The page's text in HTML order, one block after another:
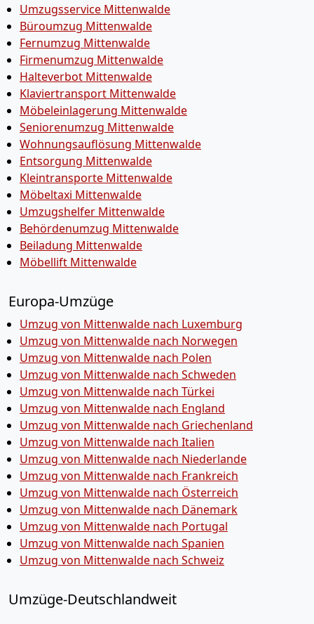
Umzugsservice Mittenwalde
Büroumzug Mittenwalde
Fernumzug Mittenwalde
Firmenumzug Mittenwalde
Halteverbot Mittenwalde
Klaviertransport Mittenwalde
Möbeleinlagerung Mittenwalde
Seniorenumzug Mittenwalde
Wohnungsauflösung Mittenwalde
Entsorgung Mittenwalde
Kleintransporte Mittenwalde
Möbeltaxi Mittenwalde
Umzugshelfer Mittenwalde
Behördenumzug Mittenwalde
Beiladung Mittenwalde
Möbellift Mittenwalde
Europa-Umzüge
Umzug von Mittenwalde nach Luxemburg
Umzug von Mittenwalde nach Norwegen
Umzug von Mittenwalde nach Polen
Umzug von Mittenwalde nach Schweden
Umzug von Mittenwalde nach Türkei
Umzug von Mittenwalde nach England
Umzug von Mittenwalde nach Griechenland
Umzug von Mittenwalde nach Italien
Umzug von Mittenwalde nach Niederlande
Umzug von Mittenwalde nach Frankreich
Umzug von Mittenwalde nach Österreich
Umzug von Mittenwalde nach Dänemark
Umzug von Mittenwalde nach Portugal
Umzug von Mittenwalde nach Spanien
Umzug von Mittenwalde nach Schweiz
Umzüge-Deutschlandweit